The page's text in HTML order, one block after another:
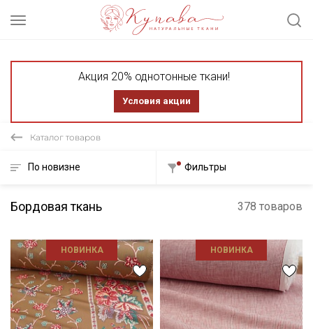
Акция 20% однотонные ткани!
Условия акции
Каталог товаров
По новизне Фильтры
Бордовая ткань 378 товаров
НОВИНКА НОВИНКА